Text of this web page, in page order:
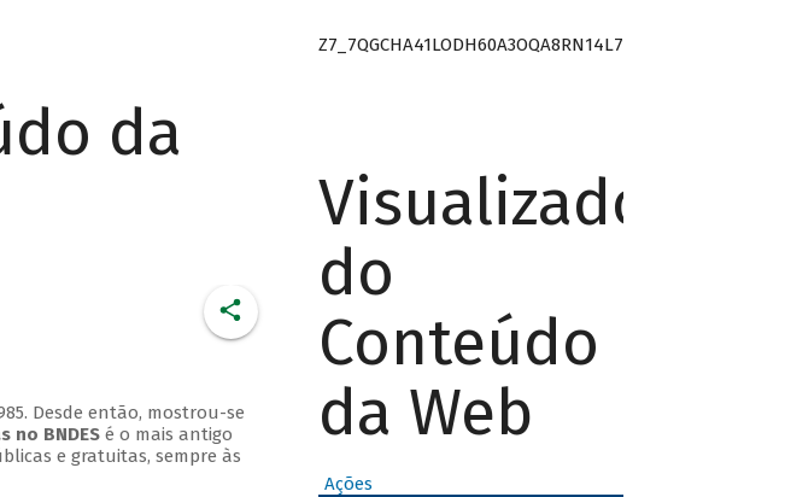
da
Desde então, mostrou-se
no BNDESé o mais antigo
e gratuitas, sempre às
Z7_7QGCHA41LODH60A3OQA8RN14L7
Visualizador
do
Conteúdo
da Web
Ações